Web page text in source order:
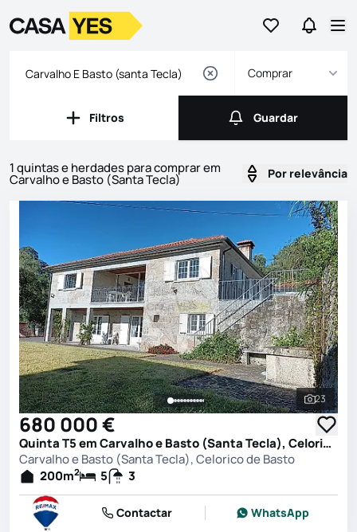
Ir para osIr para
LogoIr para a homepage
Comprar
Filtros
Filtros Guardar
Guardar
1 quintas e herdades para comprar em
Carvalho e Basto (Santa Tecla) Por relevância
Lista de Imóveis
Ver
23
680 000 €
Quinta T5 em Carvalho e Basto (Santa Tecla), Celorico de Basto
Carvalho e Basto (Santa Tecla), Celorico de Basto
200m2 5 3
Contactar WhatsApp